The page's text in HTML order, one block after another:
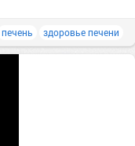
печень здоровье печени